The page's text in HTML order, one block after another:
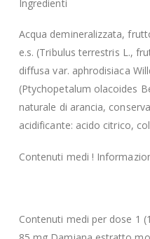
Ingredienti
Acqua demineralizzata,
e.s. (Tribulus terrestris L.,
diffusa var. aphrodisiaca
(Ptychopetalum olacoides
naturale di arancia,
acidificante: acido citrico,
Contenuti medi !
Contenuti medi per dose 1